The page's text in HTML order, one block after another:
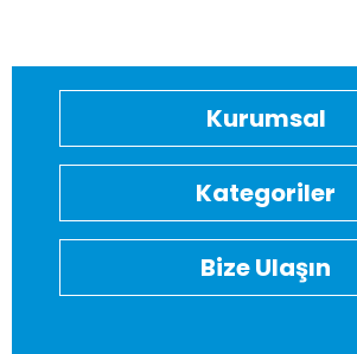
Kurumsal
Kategoriler
Bize Ulaşın